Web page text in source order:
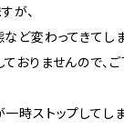
が、
ど変わってきてしま
りませんので、
時ストップして